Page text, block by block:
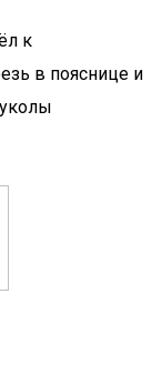
к
в пояснице и